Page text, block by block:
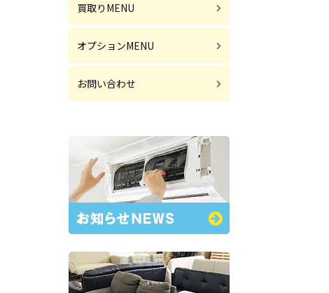
買取りMENU
オプションMENU
お問い合わせ